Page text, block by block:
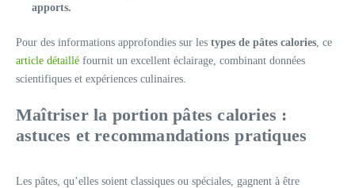
apports.
Pour des informations approfondies sur les types de pâtes calories, ce
article détaillé fournit un excellent éclairage, combinant données
scientifiques et expériences culinaires.
Maîtriser la portion pâtes calories :
astuces et recommandations pratiques
Les pâtes, qu’elles soient classiques ou spéciales, gagnent à être